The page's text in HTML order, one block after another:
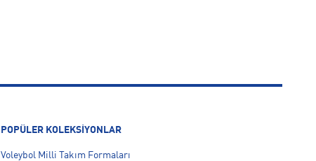
POPÜLER KOLEKSİYONLAR
Voleybol Milli Takım Formaları